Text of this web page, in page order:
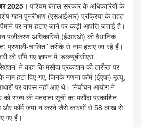
2025। पश्चिम बंगाल सरकार के अधिकारियों के
गहन पुनरीक्षण (एसआईआर) प्रक्रिया के तहत
पर नाम हटाए जाने पर कड़ी आपत्ति जताई है।
पंजीकरण अधिकारियों (ईआरओ) की वैधानिक
प्रणाली-चालित’’ तरीके से नाम हटाए जा रहे हैं।
को सौंपे गए ज्ञापन में ‘डब्ल्यूबीसीएस
ने कहा कि मसौदा प्रकाशन की तारीख पर
हटा दिए गए, जिनके गणना फॉर्म (ईएफ) मृत्यु,
पर वापस नहीं आए थे। निर्वाचन आयोग ने
राज्य की मतदाता सूची का मसौदा प्रकाशित
और फॉर्म जमा न करने जैसे कारणों से 58 लाख से
गए हैं।